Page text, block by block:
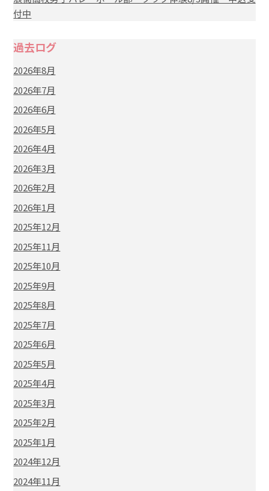
付中
過去ログ
2026年8月
2026年7月
2026年6月
2026年5月
2026年4月
2026年3月
2026年2月
2026年1月
2025年12月
2025年11月
2025年10月
2025年9月
2025年8月
2025年7月
2025年6月
2025年5月
2025年4月
2025年3月
2025年2月
2025年1月
2024年12月
2024年11月